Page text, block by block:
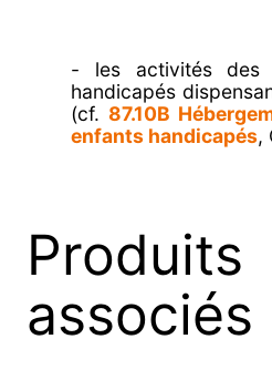
- les activités des
handicapés
(cf.87.10B
enfants handicapés,
Produits
associés